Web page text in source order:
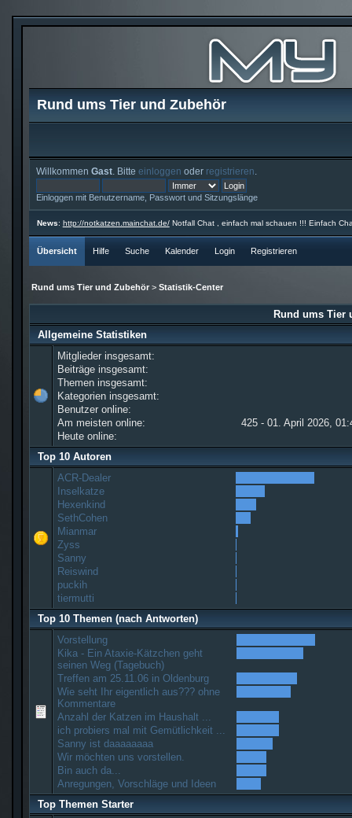
Rund ums Tier und Zubehör
Willkommen Gast. Bitte einloggen oder registrieren
Einloggen mit Benutzername, Passwort und Sitzungslänge
News: http://notkatzen.mainchat.de/Notfall Chat , einfach mal schauen !!! Einfach
Übersicht Hilfe Suche Kalender Login Registrieren
Rund ums Tier und Zubehör> Statistik-Center
Rund ums Tier
Allgemeine Statistiken
Mitglieder insgesamt:
Beiträge insgesamt:
Themen insgesamt:
Kategorien insgesamt:
Benutzer online:
Am meisten online:
425 - 01. April 2026,
Heute online:
Top 10 Autoren
ACR-Dealer
Inselkatze
Hexenkind
SethCohen
Mianmar
Zyss
Sanny
Reiswind
puckih
tiermutti
Top 10 Themen (nach Antworten)
Vorstellung
Kika - Ein Ataxie-Kätzchen geht
seinen Weg (Tagebuch)
Treffen am 25.11.06 in Oldenburg
Wie seht Ihr eigentlich aus??? ohne
Kommentare
Anzahl der Katzen im Haushalt ...
ich probiers mal mit Gemütlichkeit ...
Sanny ist daaaaaaaa
Wir möchten uns vorstellen.
Bin auch da...
Anregungen, Vorschläge und Ideen
Top Themen Starter